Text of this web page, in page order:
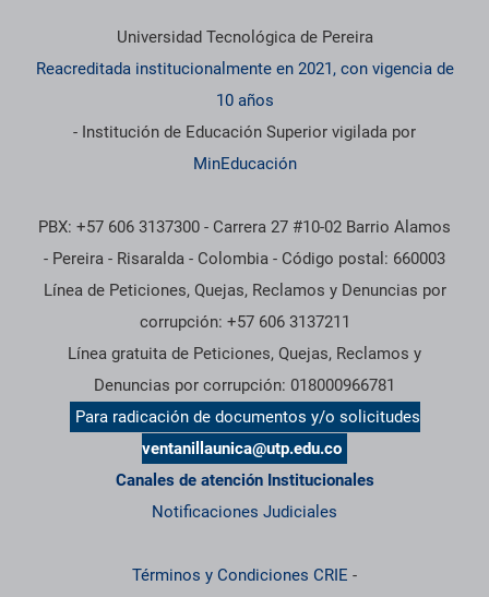
Universidad Tecnológica de Pereira
Reacreditada institucionalmente en 2021, con vigencia de
10 años
- Institución de Educación Superior vigilada por
MinEducación
PBX: +57 606 3137300 - Carrera 27 #10-02 Barrio Alamos
- Pereira - Risaralda - Colombia - Código postal: 660003
Línea de Peticiones, Quejas, Reclamos y Denuncias por
corrupción: +57 606 3137211
Línea gratuita de Peticiones, Quejas, Reclamos y
Denuncias por corrupción: 018000966781
Para radicación de documentos y/o solicitudes
ventanillaunica@utp.edu.co
Canales de atención Institucionales
Notificaciones Judiciales
Términos y Condiciones CRIE -